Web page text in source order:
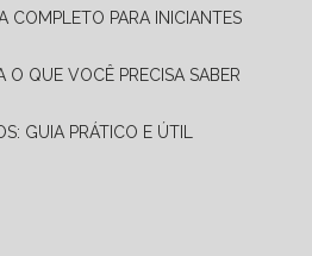
COMPLETO PARA INICIANTES
O QUE VOCÊ PRECISA SABER
GUIA PRÁTICO E ÚTIL